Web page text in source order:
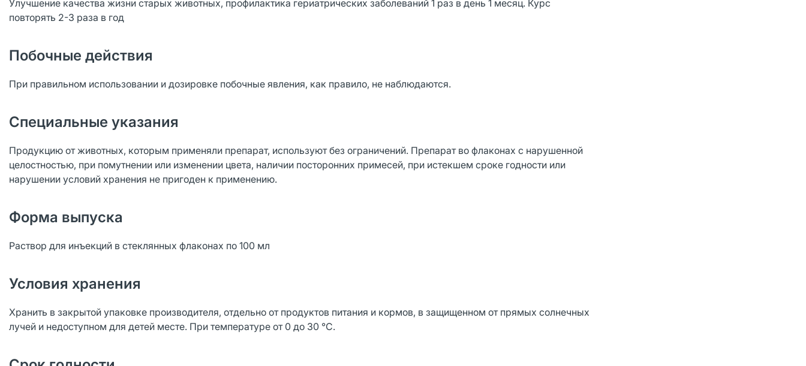
Улучшение качества жизни старых животных, профилактика гериатрических заболеваний 1 раз в день 1 месяц. Курс
повторять 2-3 раза в год
Побочные действия
При правильном использовании и дозировке побочные явления, как правило, не наблюдаются.
Специальные указания
Продукцию от животных, которым применяли препарат, используют без ограничений. Препарат во флаконах с нарушенной
целостностью, при помутнении или изменении цвета, наличии посторонних примесей, при истекшем сроке годности или
нарушении условий хранения не пригоден к применению.
Форма выпуска
Раствор для инъекций в стеклянных флаконах по 100 мл
Условия хранения
Хранить в закрытой упаковке производителя, отдельно от продуктов питания и кормов, в защищенном от прямых солнечных
лучей и недоступном для детей месте. При температуре от 0 до 30 °С.